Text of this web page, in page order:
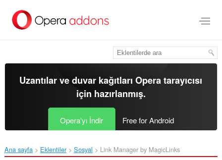
içeriğe
Uzantılar ve duvar kağıtlarıOpera tarayıcısı
için hazırlanmış.
Opera'yı İndir Free for Android
Ana sayfa Eklentiler Sosyal Link Manager by MagicLinks‎